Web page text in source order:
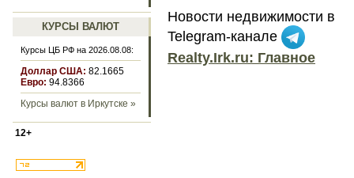
КУРСЫ ВАЛЮТ
Курсы ЦБ РФ на 2026.08.08:
Доллар США: 82.1665
Евро: 94.8366
Курсы валют в Иркутске »
12+
Новости недвижимости в
Telegram-канале
Realty.Irk.ru: Главное